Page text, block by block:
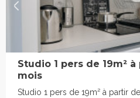
Studio 1 pers de 19m²
mois
Studio 1 pers de 19m² à partir